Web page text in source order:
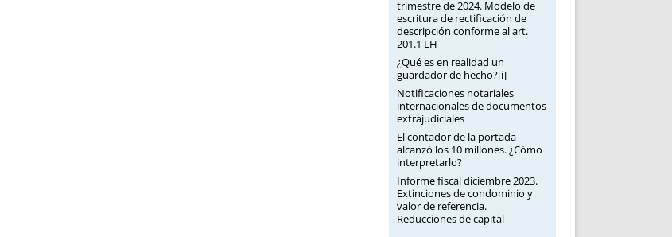
trimestre de 2024. Modelo de
escritura de rectificación de
descripción conforme al art.
201.1 LH
¿Qué es en realidad un
guardador de hecho?[i]
Notificaciones notariales
internacionales de documentos
extrajudiciales
El contador de la portada
alcanzó los 10 millones. ¿Cómo
interpretarlo?
Informe fiscal diciembre 2023.
Extinciones de condominio y
valor de referencia.
Reducciones de capital